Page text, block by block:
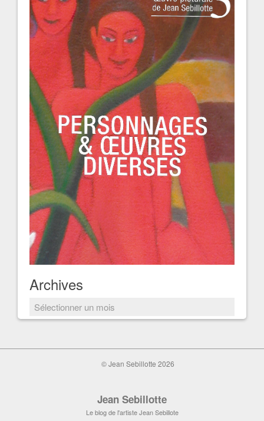
Archives
Archives
© Jean Sebillotte 2026
Jean Sebillotte
Le blog de l'artiste Jean Sebillote